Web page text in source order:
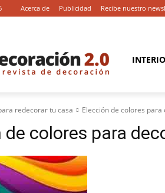
Acerca de Publicidad Recibe nuestro
redecorar tu casa Elección de colores para
de colores para